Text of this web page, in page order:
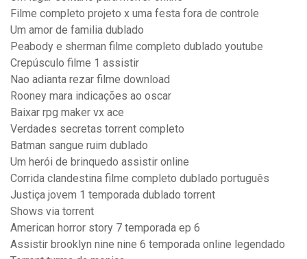
Filme completo projeto x uma festa fora de controle
Um amor de familia dublado
Peabody e sherman filme completo dublado youtube
Crepúsculo filme 1 assistir
Nao adianta rezar filme download
Rooney mara indicações ao oscar
Baixar rpg maker vx ace
Verdades secretas torrent completo
Batman sangue ruim dublado
Um herói de brinquedo assistir online
Corrida clandestina filme completo dublado português
Justiça jovem 1 temporada dublado torrent
Shows via torrent
American horror story 7 temporada ep 6
Assistir brooklyn nine nine 6 temporada online legendado